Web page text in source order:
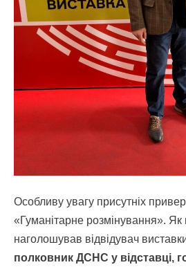
Особливу увагу присутніх
«Гуманітарне розмінування».
наголошував відвідувач
полковник ДСНС у відставці,